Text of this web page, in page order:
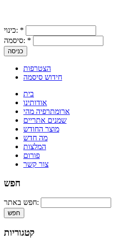
כינוי: *
סיסמה: *
הצטרפות
חידוש סיסמה
בית
אודותינו
ארומתרפיה מהי
שמנים אתריים
מוצר החודש
מה חדש
המלצות
פורום
צור קשר
חפש
חפש באתר:
קטגוריות